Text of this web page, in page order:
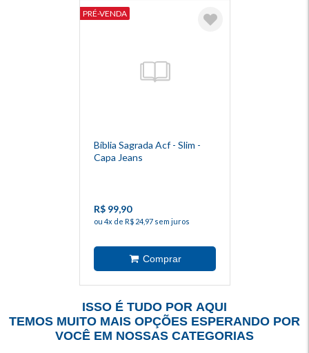
PRÉ-VENDA
Bíblia Sagrada Acf - Slim -
Capa Jeans
R$ 99,90
ou 4x de R$ 24,97 sem juros
ISSO É TUDO POR AQUI
TEMOS MUITO MAIS OPÇÕES ESPERANDO POR
VOCÊ EM NOSSAS CATEGORIAS